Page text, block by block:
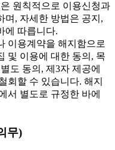
원칙적으로 이용신청과
며, 자세한 방법은 공지,
에 따릅니다.
이용계약을 해지함으로
및 이용에 대한 동의, 목
도 동의, 제3자 제공에
회할 수 있습니다. 해지
서 별도로 규정한 바에
무)